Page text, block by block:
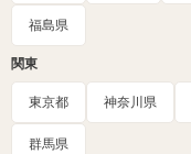
福島県
関東
東京都 神奈川県
群馬県